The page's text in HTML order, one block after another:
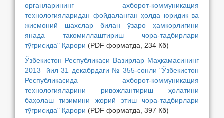
органларининг ахборот-коммуникация
технологияларидан фойдаланган ҳолда юридик ва
жисмоний шахслар билан ўзаро ҳамкорлигини
янада такомиллаштириш чора-тадбирлари
тўғрисида" Қарори (PDF форматда, 234 Кб)
Ўзбекистон Республикаси Вазирлар Маҳкамасининг
2013 йил 31 декабрдаги № 355-сонли "Ўзбекистон
Республикасида ахборот-коммуникация
технологияларини ривожлантириш ҳолатини
баҳолаш тизимини жорий этиш чора-тадбирлари
тўғрисида" Қарори (PDF форматда, 397 Кб)